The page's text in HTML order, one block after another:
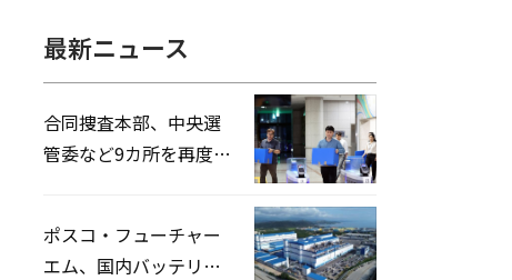
最新ニュース
合同捜査本部、中央選
管委など9カ所を再度家
ポスコ・フューチャー
エム、国内バッテリー